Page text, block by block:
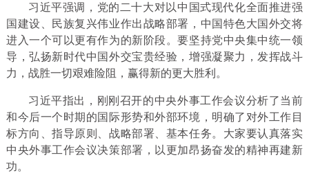
习近平强调，党的二十大对以中国式现代化全面推进强
国建设、民族复兴伟业作出战略部署，中国特色大国外交将
进入一个可以更有作为的新阶段。要坚持党中央集中统一领
导，弘扬新时代中国外交宝贵经验，增强凝聚力，发挥战斗
力，战胜一切艰难险阻，赢得新的更大胜利。
习近平指出，刚刚召开的中央外事工作会议分析了当前
和今后一个时期的国际形势和外部环境，明确了对外工作目
标方向、指导原则、战略部署、基本任务。大家要认真落实
中央外事工作会议决策部署，以更加昂扬奋发的精神再建新
功。